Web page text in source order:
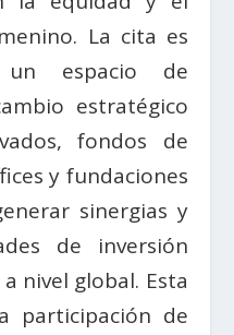
La cita es
un espacio de
estratégico
fondos de
y fundaciones
sinergias y
de inversión
nivel global. Esta
participación de